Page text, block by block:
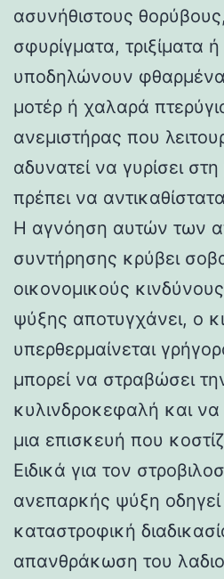
ασυνήθιστους
σφυρίγματα, τριξίματα
υποδηλώνουν
μοτέρ ή χαλαρά
ανεμιστήρας που
αδυνατεί να γυρίσει
πρέπει να
Η αγνόηση αυτών των
συντήρησης κρύβει
οικονομικούς
ψύξης αποτυγχάνει, ο
υπερθερμαίνεται
μπορεί να στραβώσει
κυλινδροκεφαλή και
μια επισκευή που
Ειδικά για τον
ανεπαρκής ψύξη οδηγεί
καταστροφική
απανθράκωση του